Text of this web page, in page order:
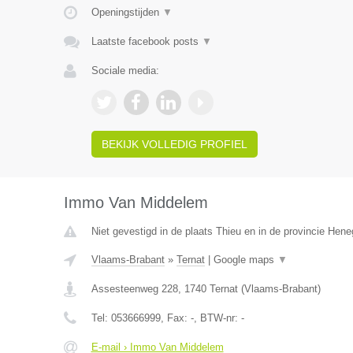
Openingstijden ▼
Laatste facebook posts ▼
Sociale media:
BEKIJK VOLLEDIG PROFIEL
Immo Van Middelem
Niet gevestigd in de plaats Thieu en in de provincie
Vlaams-Brabant» Ternat| Google maps ▼
Assesteenweg 228, 1740 Ternat(Vlaams-Brabant)
Tel: 053666999, Fax: -, BTW-nr: -
E-mail › Immo Van Middelem